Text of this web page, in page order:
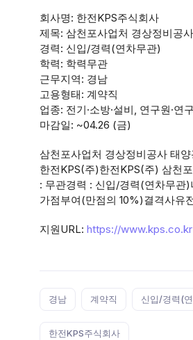
회사명: 한전KPS주식회사
제목: 삼천포사업처 경상정비공
경력: 신입/경력(연차무관)
학력: 학력무관
근무지역: 경남
고용형태: 계약직
업종: 전기·소방·설비, 연구원·연
마감일: ~04.26 (금)
삼천포사업처 경상정비공사 태
한전KPS(주)한전KPS(주) 삼천
: 무관경력 : 신입/경력(연차무관
가점부여(만점의 10%)결격사유
지원URL: https://www.kps.co.kr
경남 계약직 신입/경력(
한전KPS주식회사